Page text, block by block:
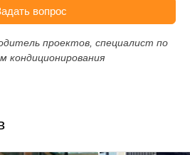
вопрос
проектов, специалист по
кондиционирования